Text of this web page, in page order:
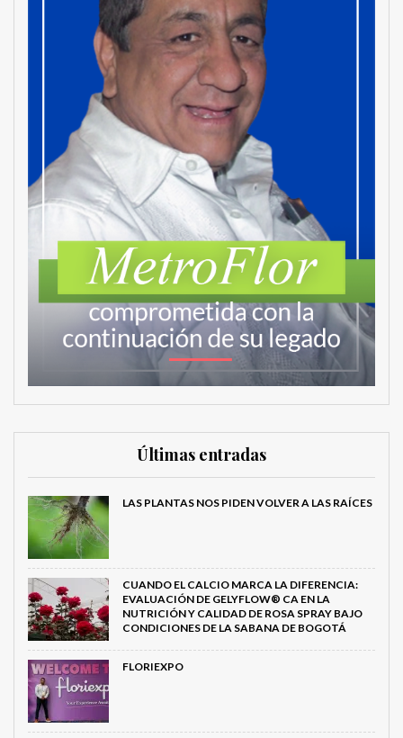
Últimas entradas
LAS PLANTAS NOS PIDEN VOLVER A LAS RAÍCES
CUANDO EL CALCIO MARCA LA DIFERENCIA:
EVALUACIÓN DE GELYFLOW® CA EN LA
NUTRICIÓN Y CALIDAD DE ROSA SPRAY BAJO
CONDICIONES DE LA SABANA DE BOGOTÁ
FLORIEXPO